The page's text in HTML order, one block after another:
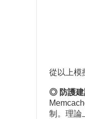
從以上模
◎ 防護建
制。理論